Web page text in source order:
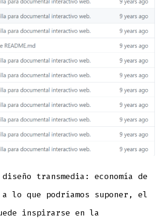
transmedia: economía de
lo que podríamos suponer, el
inspirarse en la